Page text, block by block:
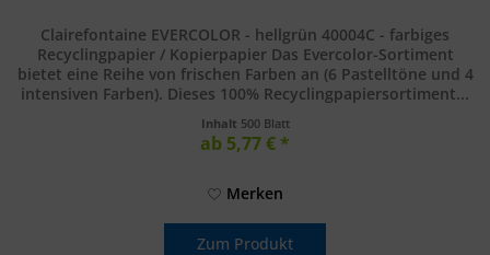
Clairefontaine EVERCOLOR - hellgrün 40004C - farbiges
Recyclingpapier / Kopierpapier Das Evercolor-Sortiment
bietet eine Reihe von frischen Farben an (6 Pastelltöne und 4
intensiven Farben). Dieses 100% Recyclingpapiersortiment...
Inhalt 500 Blatt
ab 5,77 € *
Merken
Zum Produkt